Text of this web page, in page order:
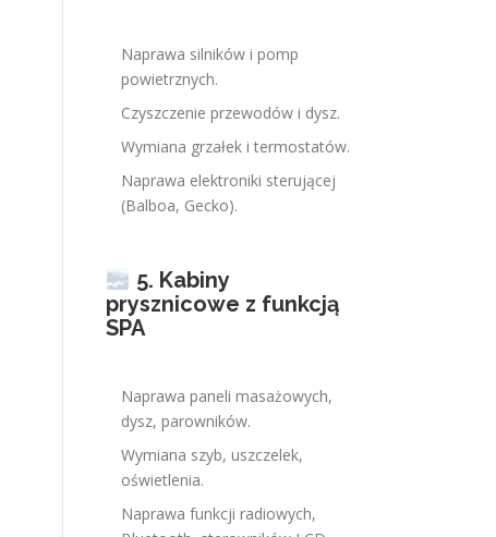
Naprawa silników i pomp
powietrznych.
Czyszczenie przewodów i dysz.
Wymiana grzałek i termostatów.
Naprawa elektroniki sterującej
(Balboa, Gecko).
5. Kabiny
prysznicowe z funkcją
SPA
Naprawa paneli masażowych,
dysz, parowników.
Wymiana szyb, uszczelek,
oświetlenia.
Naprawa funkcji radiowych,